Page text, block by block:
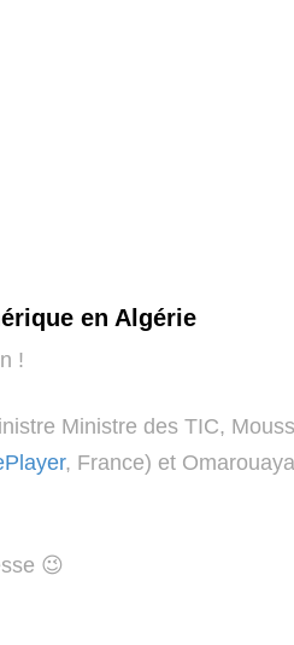
en Algérie
!
Ministre des TIC,
, France) et
😉